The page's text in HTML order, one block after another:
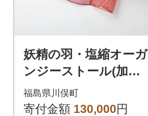
妖精の羽・塩縮オーガ
ンジーストール(加賀
友禅)鎖/ワインレッド
福島県川俣町
寄付金額 130,000円